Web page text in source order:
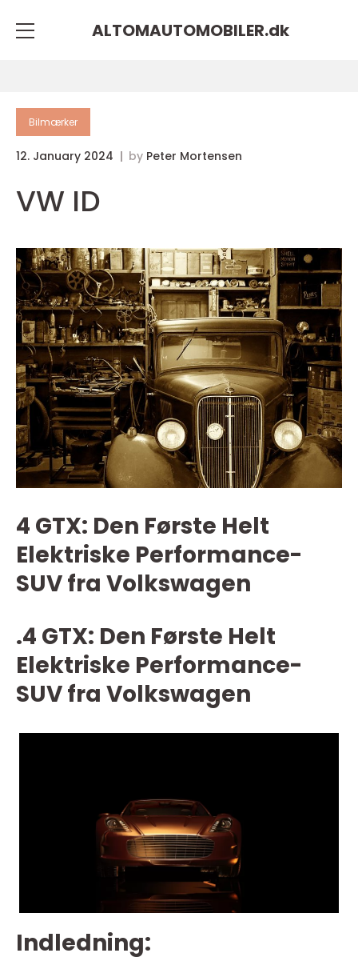
ALTOMAUTOMOBILER.dk
Bilmærker
12. January 2024 by Peter Mortensen
VW ID
4 GTX: Den Første Helt
Elektriske Performance-
SUV fra Volkswagen
.4 GTX: Den Første Helt
Elektriske Performance-
SUV fra Volkswagen
Indledning: